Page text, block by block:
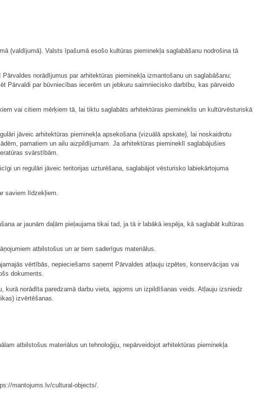
(valdījumā). Valsts īpašumā esošo kultūras pieminekļa saglabāšanu nodrošina tā
norādījumus par arhitektūras pieminekļa izmantošanu un saglabāšanu;
Pārvaldi par būvniecības iecerēm un jebkuru saimniecisko darbību, kas pārveido
vai citiem mērķiem tā, lai tiktu saglabāts arhitektūras piemineklis un kultūrvēsturiskā
jāveic arhitektūras pieminekļa apsekošana (vizuālā apskate), lai noskaidrotu
pamatiem un ailu aizpildījumam. Ja arhitektūras piemineklī saglabājušies
svārstībām.
un regulāri jāveic teritorijas uzturēšana, saglabājot vēsturisko labiekārtojuma
saviem līdzekļiem.
ar jaunām daļām pieļaujama tikai tad, ja tā ir labākā iespēja, kā saglabāt kultūras
atbilstošus un ar tiem saderīgus materiālus.
vērtībās, nepieciešams saņemt Pārvaldes atļauju izpētes, konservācijas vai
dokuments.
norādīta paredzamā darbu vieta, apjoms un izpildīšanas veids. Atļauju izsniedz
izvērtēšanas.
atbilstošus materiālus un tehnoloģiju, nepārveidojot arhitektūras pieminekļa
mantojums.lv/cultural-objects/.